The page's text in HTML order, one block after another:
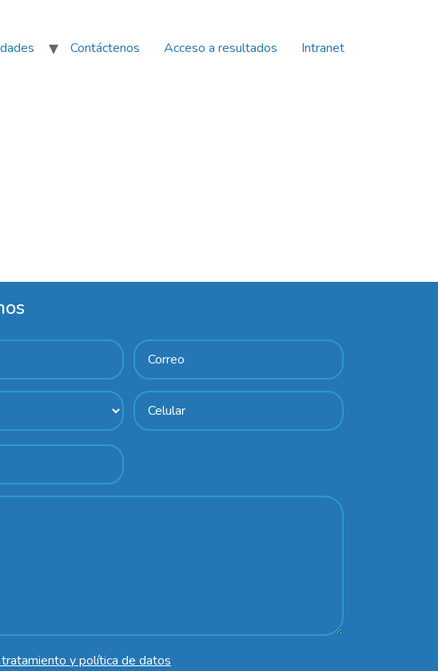
Contáctenos Acceso a resultados Intranet
y política de datos